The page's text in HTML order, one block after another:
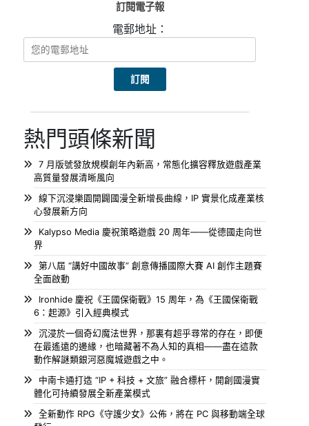
訂閱電子報
電郵地址：
熱門頭條新聞
7 月版號發放規模創年內新高，常態化擴容釋放遊戲產業
高質量發展清晰風向
線下沉浸樂園開闢國漫全新增長曲線，IP 實景化成產業核
心發展新方向
Kalypso Media 慶祝策略遊戲 20 周年——從德國走向世
界
第八屆 “講好中國故事” 創意傳播國際大賽 AI 創作主題賽
全面啟動
Ironhide 慶祝《王國保衛戰》15 周年，為《王國保衛戰
6：起源》引入經典模式
沉浸於一個奇幻魔法世界，那裏有超乎尋常的存在，即便
在最遙遠的邊緣，也暗藏著不為人知的真相——盡在這款
動作解謎類銀河惡魔城遊戲之中。
中南卡通打造 “IP + 科技 + 文旅” 融合標杆，開創國漫實
體化可持續發展全新產業模式
全新動作 RPG《守護少女》公佈，將在 PC 與移動端全球